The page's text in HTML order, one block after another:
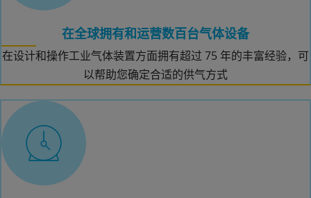
在全球拥有和运营数百台气体设备
在设计和操作工业气体装置方面拥有超过 75 年的丰富经验，可
以帮助您确定合适的供气方式